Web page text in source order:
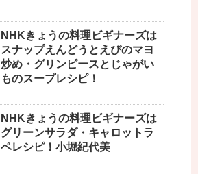
NHKきょうの料理ビギナーズは
スナップえんどうとえびのマヨ
炒め・グリンピースとじゃがい
ものスープレシピ！
NHKきょうの料理ビギナーズは
グリーンサラダ・キャロットラ
ペレシピ！小堀紀代美